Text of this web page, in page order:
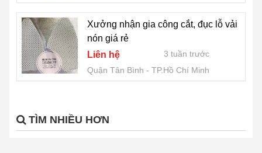
Xưởng nhận gia công cắt, đục lỗ vải
nón giá rẻ
Liên hệ
3 tuần trước
Quận Tân Bình
TP.Hồ Chí Minh
TÌM NHIỀU HƠN